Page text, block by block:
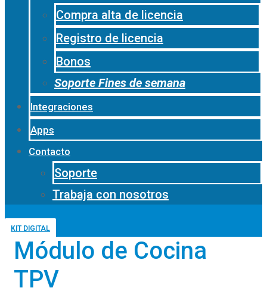
Compra alta de licencia
Registro de licencia
Bonos
Soporte Fines de semana
Integraciones
Apps
Contacto
Soporte
Trabaja con nosotros
KIT DIGITAL
Módulo de Cocina
TPV